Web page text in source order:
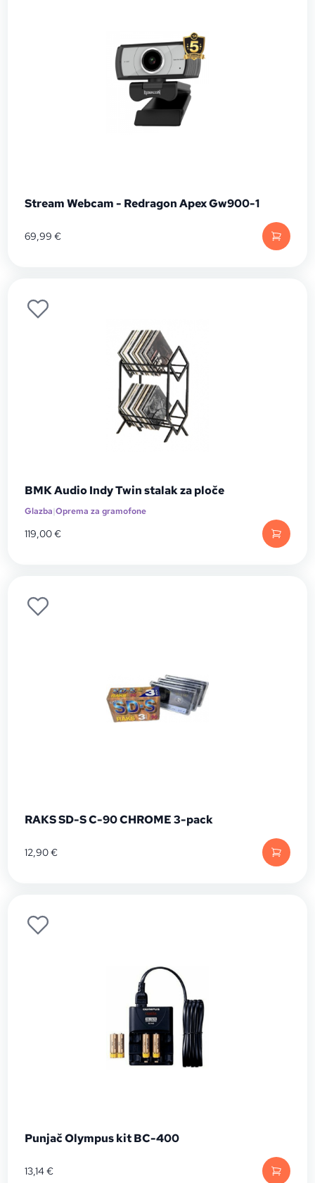
Stream Webcam - Redragon Apex Gw900-1
69,99€
BMK Audio Indy Twin stalak za ploče
Glazba|Oprema za gramofone
119,00€
RAKS SD-S C-90 CHROME 3-pack
12,90€
Punjač Olympus kit BC-400
13,14€